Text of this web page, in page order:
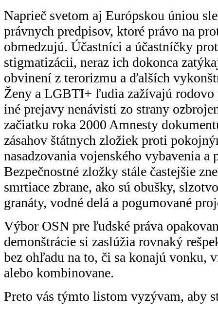
Naprieč svetom aj Európskou úniou
právnych predpisov, ktoré právo na
obmedzujú. Účastníci a účastníčky
stigmatizácii, neraz ich dokonca
obvinení z terorizmu a ďalších
Ženy a LGBTI+ ľudia zažívajú rodovo
iné prejavy nenávisti zo strany
začiatku roka 2000 Amnesty
zásahov štátnych zložiek proti
nasadzovania vojenského vybavenia a
Bezpečnostné zložky stále častejšie
smrtiace zbrane, ako sú obušky,
granáty, vodné delá a pogumované
Výbor OSN pre ľudské práva
demonštrácie si zaslúžia rovnaký
bez ohľadu na to, či sa konajú vonku,
alebo kombinovane.
Preto vás týmto listom vyzývam, aby